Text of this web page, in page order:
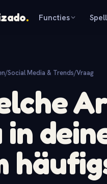
. Functies
/Social Media & Trends/Vraag
in